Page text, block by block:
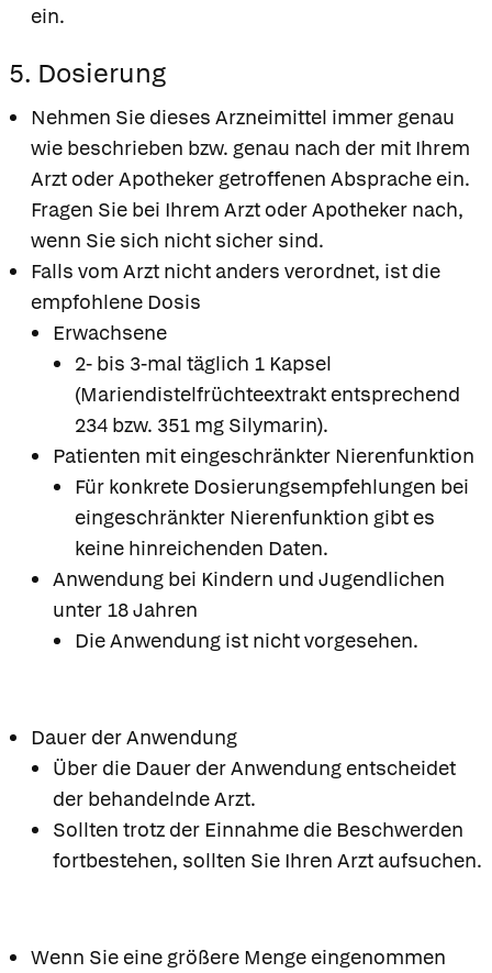
ein.
5. Dosierung
Nehmen Sie dieses Arzneimittel immer genau
wie beschrieben bzw. genau nach der mit Ihrem
Arzt oder Apotheker getroffenen Absprache ein.
Fragen Sie bei Ihrem Arzt oder Apotheker nach,
wenn Sie sich nicht sicher sind.
Falls vom Arzt nicht anders verordnet, ist die
empfohlene Dosis
Erwachsene
2- bis 3-mal täglich 1 Kapsel
(Mariendistelfrüchteextrakt entsprechend
234 bzw. 351 mg Silymarin).
Patienten mit eingeschränkter Nierenfunktion
Für konkrete Dosierungsempfehlungen bei
eingeschränkter Nierenfunktion gibt es
keine hinreichenden Daten.
Anwendung bei Kindern und Jugendlichen
unter 18 Jahren
Die Anwendung ist nicht vorgesehen.
Dauer der Anwendung
Über die Dauer der Anwendung entscheidet
der behandelnde Arzt.
Sollten trotz der Einnahme die Beschwerden
fortbestehen, sollten Sie Ihren Arzt aufsuchen.
Wenn Sie eine größere Menge eingenommen